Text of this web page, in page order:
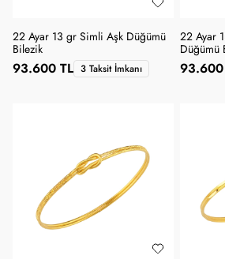
22 Ayar 13 gr Simli Aşk Düğümü
Bilezik
93.600 TL 3 Taksit İmkanı
22 Ayar
Düğümü
93.600